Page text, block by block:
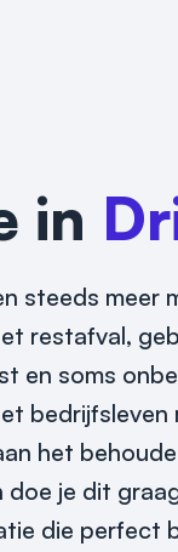
in
steeds meer
restafval,
en soms
het
je dit
die perfect